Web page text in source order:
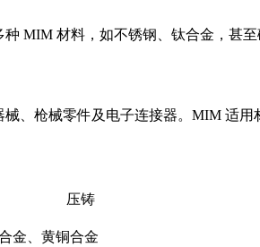
种 MIM 材料，如不锈钢 钛合金 ，甚至
、枪械零件及电子连接器。MIM 适
压铸
金、黄铜合金